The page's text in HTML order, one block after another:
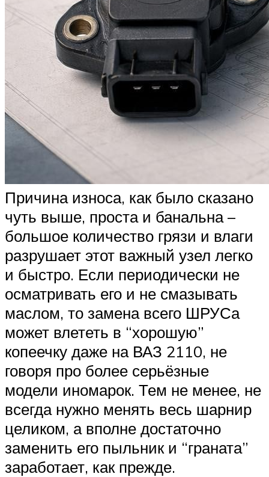
Причина износа, как было сказано
чуть выше, проста и банальна –
большое количество грязи и влаги
разрушает этот важный узел легко
и быстро. Если периодически не
осматривать его и не смазывать
маслом, то замена всего ШРУСа
может влететь в “хорошую”
копеечку даже на ВАЗ 2110, не
говоря про более серьёзные
модели иномарок. Тем не менее, не
всегда нужно менять весь шарнир
целиком, а вполне достаточно
заменить его пыльник и “граната”
заработает, как прежде.